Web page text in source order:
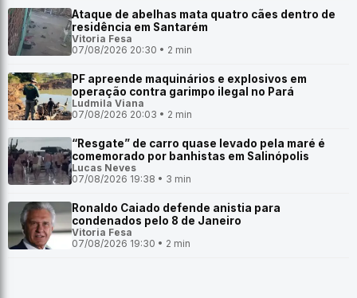
Ataque de abelhas mata quatro cães dentro de
residência em Santarém
Vitoria Fesa
07/08/2026 20:30 • 2 min
PF apreende maquinários e explosivos em
operação contra garimpo ilegal no Pará
Ludmila Viana
07/08/2026 20:03 • 2 min
“Resgate” de carro quase levado pela maré é
comemorado por banhistas em Salinópolis
Lucas Neves
07/08/2026 19:38 • 3 min
Ronaldo Caiado defende anistia para
condenados pelo 8 de Janeiro
Vitoria Fesa
07/08/2026 19:30 • 2 min